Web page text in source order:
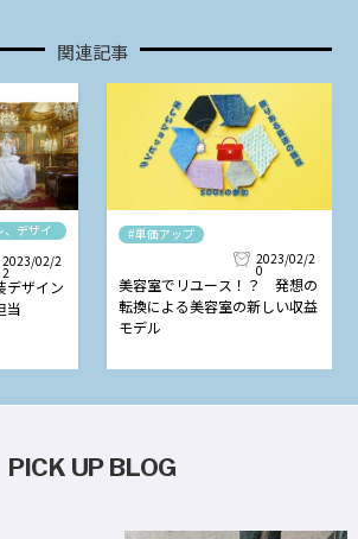
関連記事
、デザイ
2023/02/2
2
デザイン
当
#単価アップ
2023/02/2
0
美容室でリユース！？ 発想の
転換による美容室の新しい収益
モデル
PICK UP BLOG